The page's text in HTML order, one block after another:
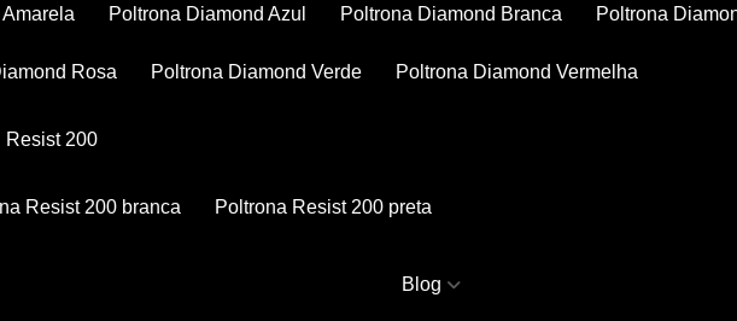
Amarela Poltrona Diamond Azul Poltrona Diamond Branca Poltrona
Rosa Poltrona Diamond Verde Poltrona Diamond Vermelha
Resist 200
Resist 200 branca Poltrona Resist 200 preta
Blog